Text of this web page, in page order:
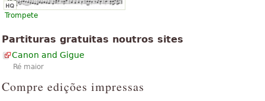
Trompete
Partituras gratuitas noutros sites
Canon and Gigue
Ré maior
Compre edições impressas